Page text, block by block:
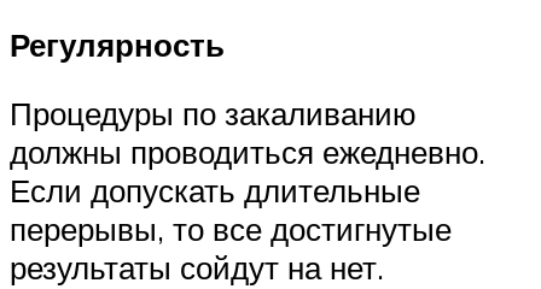
Регулярность
Процедуры по закаливанию
должны проводиться ежедневно.
Если допускать длительные
перерывы, то все достигнутые
результаты сойдут на нет.